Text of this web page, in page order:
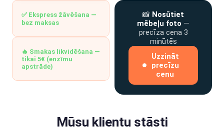
✅ Ekspress žāvēšana —
bez maksas
🔥 Smakas likvidēšana —
tikai 5€ (enzīmu
apstrāde)
📸 Nosūtiet
mēbeļu foto —
precīza cena 3
minūtēs
Uzzināt
precīzu
cenu
Mūsu klientu stāsti